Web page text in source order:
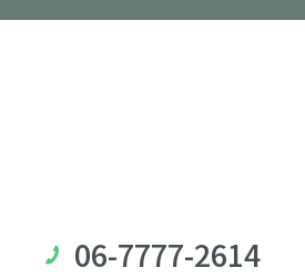
06-7777-2614